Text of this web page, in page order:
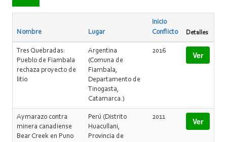
Nombre Lugar
Inicio
Conflicto
Detalles
Tres Quebradas:
Pueblo de Fiambala
rechaza proyecto de
litio
Argentina
(Comuna de
Fiambala,
Departamento de
Tinogasta,
Catamarca.)
2016 Ver
Aymarazo contra
minera canadiense
Bear Creek en Puno
Perú (Distrito
Huacullani,
Provincia de
2011 Ver